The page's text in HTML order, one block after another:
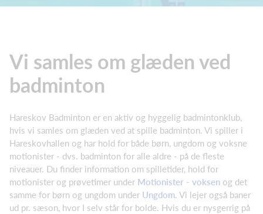
Vi samles om glæden ved
badminton
Hareskov Badminton er en aktiv og hyggelig badmintonklub,
hvis vi samles om glæden ved at spille badminton. Vi spiller i
Hareskovhallen og har hold for både børn, ungdom og voksne
motionister - dvs. badminton for alle aldre - på de fleste
niveauer. Du finder information om spilletider, hold for
motionister og prøvetimer under Motionister - voksen og det
samme for børn og ungdom under Ungdom . Vi lejer også baner
ud pr. sæson, hvor I selv står for bolde. Hvis du er nysgerrig på